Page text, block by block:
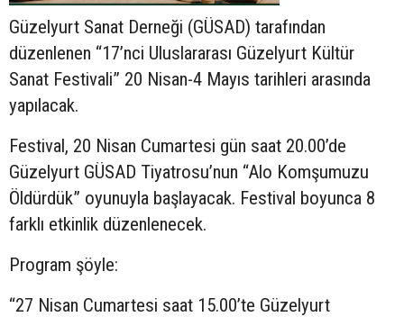
Güzelyurt Sanat Derneği (GÜSAD) tarafından
düzenlenen “17’nci Uluslararası Güzelyurt Kültür
Sanat Festivali” 20 Nisan-4 Mayıs tarihleri arasında
yapılacak.
Festival, 20 Nisan Cumartesi gün saat 20.00’de
Güzelyurt GÜSAD Tiyatrosu’nun “Alo Komşumuzu
Öldürdük” oyunuyla başlayacak. Festival boyunca 8
farklı etkinlik düzenlenecek.
Program şöyle:
“27 Nisan Cumartesi saat 15.00’te Güzelyurt